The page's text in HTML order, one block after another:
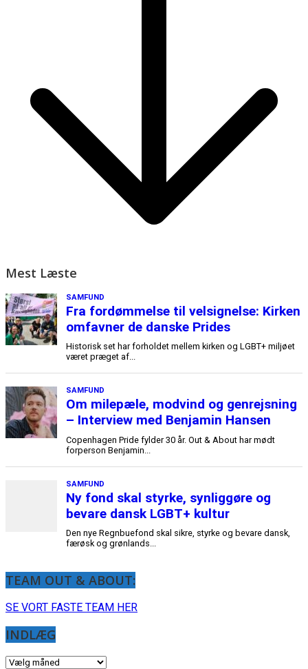
Mest Læste
TEAM OUT & ABOUT:
SE VORT FASTE TEAM HER
INDLÆG
INDLÆG